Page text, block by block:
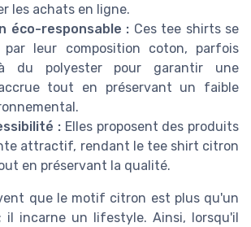
les achats en ligne.
éco-responsable : Ces tee shirts se
par leur composition coton, parfois
du polyester pour garantir une
tout en préservant un faible
: Elles proposent des produits
attractif, rendant le tee shirt citron
en préservant la qualité.
que le motif citron est plus qu'un
il incarne un lifestyle. Ainsi, lorsqu'il